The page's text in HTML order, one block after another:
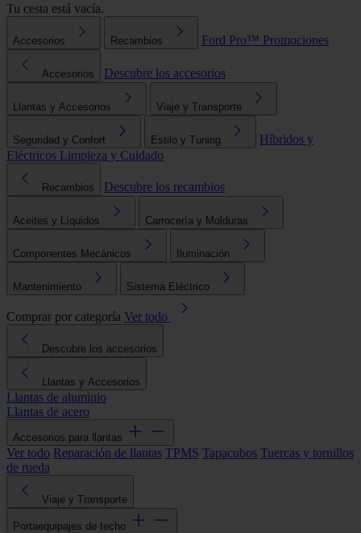
Tu cesta está vacía.
Accesorios Recambios Ford Pro™ Promociones
Accesorios Descubre los accesorios
Llantas y Accesorios Viaje y Transporte
Seguridad y Confort Estilo y Tuning
Híbridos y
Eléctricos Limpieza y Cuidado
Recambios Descubre los recambios
Aceites y Líquidos Carrocería y Molduras
Componentes Mecánicos Iluminación
Mantenimiento Sistema Eléctrico
Comprar por categoría Ver todo
Descubre los accesorios
Llantas y Accesorios
Llantas de aluminio
Llantas de acero
Accesorios para llantas
Ver todo Reparación de llantas TPMS Tapacubos Tuercas y tornillos
de rueda
Viaje y Transporte
Portaequipajes de techo